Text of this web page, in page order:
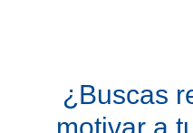
¿Buscas